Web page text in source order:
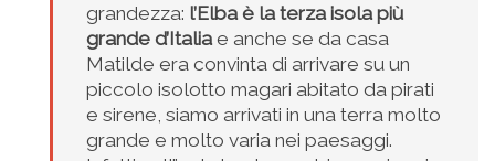
grandezza: l’Elba è la terza isola più
grande d’Italiae anche se da casa
Matilde era convinta di arrivare su un
piccolo isolotto magari abitato da pirati
e sirene, siamo arrivati in una terra molto
grande e molto varia nei paesaggi.